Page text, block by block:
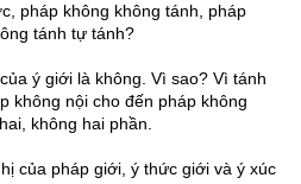
pháp không không tánh, pháp
tánh tự tánh?
ý giới là không. Vì sao? Vì tánh
không nội cho đến pháp không
không hai phần.
của pháp giới, ý thức giới và ý xúc